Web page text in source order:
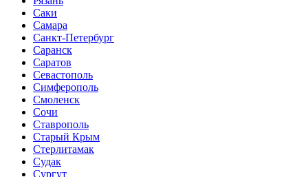
Саки
Самара
Санкт-Петербург
Саранск
Саратов
Севастополь
Симферополь
Смоленск
Сочи
Ставрополь
Старый Крым
Стерлитамак
Судак
Сургут